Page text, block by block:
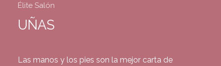
Élite Salón
UÑAS
Las manos y los pies son la mejor carta de